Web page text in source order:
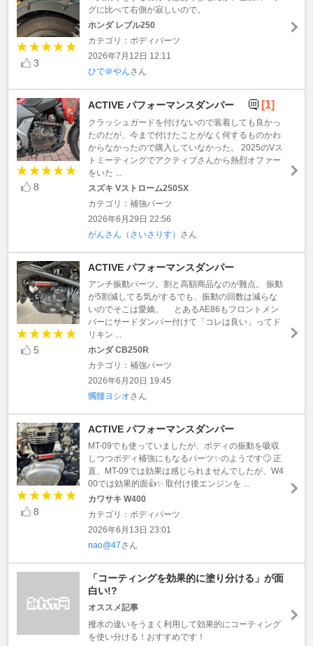
3
グに比べて右側が寂しいので。
ホンダ レブル250
カテゴリ：ボディパーツ
2026年7月12日 12:11
ひで＠やんさん
8
ACTIVE パフォーマンスダンパー [1]
クラッシュガードを付けないので装着しても良かっ
たのだが、今まで付けたことがなく何するものかわ
からなかったので購入していなかった。 2025のVス
トミーティングでアクティブさんから熱烈オファー
をいた ...
スズキ Vストローム250SX
カテゴリ：補強パーツ
2026年6月29日 22:56
がんさん（さいさりす） さん
5
ACTIVE パフォーマンスダンパー
アンチ振動パーツ。割と高額商品なのが難点。 振動
が5割減してる気がするでも、振動の回数は減らな
いのでそこは愛嬌。 とあるAE86もフロントメン
バーにサードダンパー付けて「コレは良い」ってド
リキン ...
ホンダ CB250R
カテゴリ：補強パーツ
2026年6月20日 19:45
髑髏ヨシオさん
8
ACTIVE パフォーマンスダンパー
MT-09でも使っていましたが、ボディの振動を吸収
しつつボディ補強にもなるパーツ✨のようです🙄 正
直、MT-09では効果は感じられませんでしたが、W4
00では効果的面👍✨ 取付け後エンジンを ...
カワサキ W400
カテゴリ：ボディパーツ
2026年6月13日 23:01
nao@47さん
「コーティングを効果的に塗り分ける」が面
白い!?
オススメ記事
撥水の違いをうまく利用して効果的にコーティング
を使い分ける！おすすめです！